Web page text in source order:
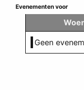
Evenementen voor
Geen